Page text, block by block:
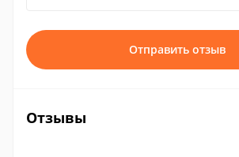
Отправить отзыв
Отзывы